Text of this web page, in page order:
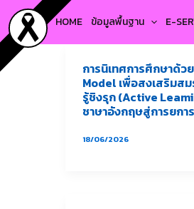
Skip
to
content
HOME ข้อมูลพื้นฐาน E-
การนิเทศการศึกษาด้ว
Model เพื่อสงเสริมสม
รู้ชิงรุก (Active
ชาษาอังกฤษสู่การยก
18/06/2026